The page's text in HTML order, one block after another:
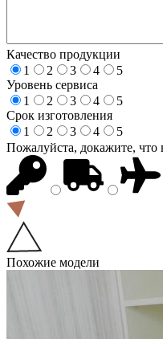
Качество продукции
1
2 3 4
5
Уровень сервиса
1
2 3 4
5
Срок изготовления
1
2 3 4
5
Пожалуйста, докажите, что
Похожие модели